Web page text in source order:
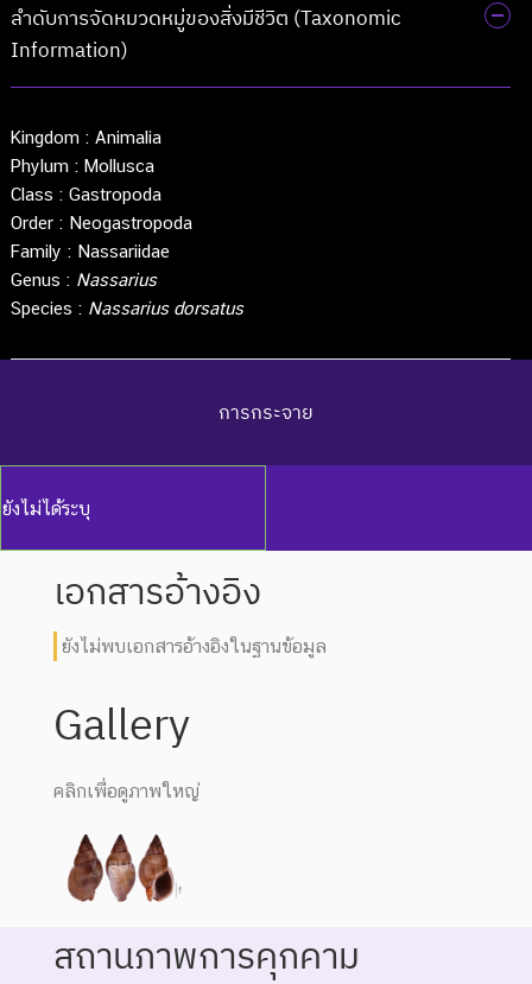
ลำดับการจัดหมวดหมู่ของสิ่งมีชีวิต (Taxonomic
Information)
Kingdom : Animalia
Phylum : Mollusca
Class :Gastropoda
Order : Neogastropoda
Family :Nassariidae
Genus : Nassarius
Species : Nassarius dorsatus
การกระจาย
ยังไม่ได้ระบุ
เอกสารอ้างอิง
ยังไม่พบเอกสารอ้างอิงในฐานข้อมูล
Gallery
คลิกเพื่อดูภาพใหญ่
สถานภาพการคุกคาม